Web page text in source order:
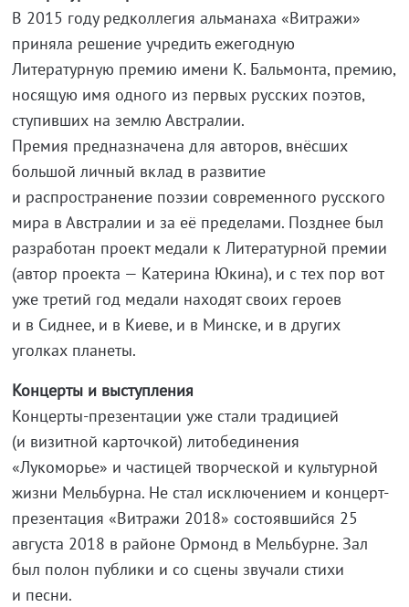
В 2015 году редколлегия альманаха «Витражи»
приняла решение учредить ежегодную
Литературную премию имени К. Бальмонта, премию,
носящую имя одного из первых русских поэтов,
ступивших на землю Австралии.
Премия предназначена для авторов, внёсших
большой личный вклад в развитие
и распространение поэзии современного русского
мира в Австралии и за её пределами. Позднее был
разработан проект медали к Литературной премии
(автор проекта — Катерина Юкина), и с тех пор вот
уже третий год медали находят своих героев
и в Сиднее, и в Киеве, и в Минске, и в других
уголках планеты.
Концерты и выступления
Концерты-презентации уже стали традицией
(и визитной карточкой) литобединения
«Лукоморье» и частицей творческой и культурной
жизни Мельбурна. Не стал исключением и концерт-
презентация «Витражи 2018» состоявшийся 25
августа 2018 в районе Ормонд в Мельбурне. Зал
был полон публики и со сцены звучали стихи
и песни.